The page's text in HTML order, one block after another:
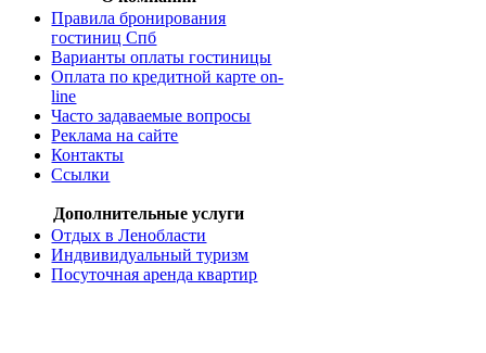
Правила бронирования
гостиниц Спб
Варианты оплаты гостиницы
Оплата по кредитной карте on-
line
Часто задаваемые вопросы
Реклама на сайте
Контакты
Ссылки
Дополнительные услуги
Отдых в Ленобласти
Индвивидуальный туризм
Посуточная аренда квартир